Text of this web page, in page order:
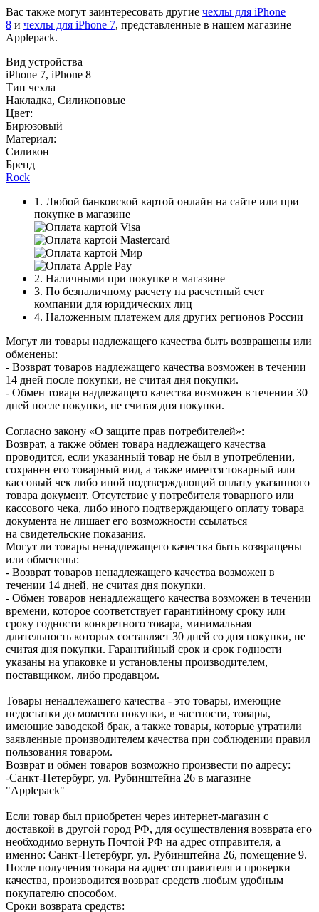
Вас также могут заинтересовать другие чехлы для iPhone
8 и чехлы для iPhone 7, представленные в нашем магазине
Applepack.
Вид устройства
iPhone 7, iPhone 8
Тип чехла
Накладка, Силиконовые
Цвет:
Бирюзовый
Материал:
Силикон
Бренд
Rock
1. Любой банковской картой онлайн на сайте или при
покупке в магазине
2. Наличными при покупке в магазине
3. По безналичному расчету на расчетный счет
компании для юридических лиц
4. Наложенным платежем для других регионов России
Могут ли товары надлежащего качества быть возвращены или
обменены:
- Возврат товаров надлежащего качества возможен в течении
14 дней после покупки, не считая дня покупки.
- Обмен товара надлежащего качества возможен в течении 30
дней после покупки, не считая дня покупки.
Согласно закону «О защите прав потребителей»:
Возврат, а также обмен товара надлежащего качества
проводится, если указанный товар не был в употреблении,
сохранен его товарный вид, а также имеется товарный или
кассовый чек либо иной подтверждающий оплату указанного
товара документ. Отсутствие у потребителя товарного или
кассового чека, либо иного подтверждающего оплату товара
документа не лишает его возможности ссылаться
на свидетельские показания.
Могут ли товары ненадлежащего качества быть возвращены
или обменены:
- Возврат товаров ненадлежащего качества возможен в
течении 14 дней, не считая дня покупки.
- Обмен товаров ненадлежащего качества возможен в течении
времени, которое соответствует гарантийному сроку или
сроку годности конкретного товара, минимальная
длительность которых составляет 30 дней со дня покупки, не
считая дня покупки. Гарантийный срок и срок годности
указаны на упаковке и установлены производителем,
поставщиком, либо продавцом.
Товары ненадлежащего качества - это товары, имеющие
недостатки до момента покупки, в частности, товары,
имеющие заводской брак, а также товары, которые утратили
заявленные производителем качества при соблюдении правил
пользования товаром.
Возврат и обмен товаров возможно произвести по адресу:
-Санкт-Петербург, ул. Рубинштейна 26 в магазине
"Applepack"
Если товар был приобретен через интернет-магазин с
доставкой в другой город РФ, для осуществления возврата его
необходимо вернуть Почтой РФ на адрес отправителя, а
именно: Санкт-Петербург, ул. Рубинштейна 26, помещение 9.
После получения товара на адрес отправителя и проверки
качества, производится возврат средств любым удобным
покупателю способом.
Сроки возврата средств: